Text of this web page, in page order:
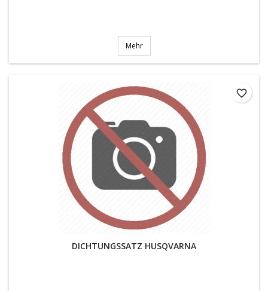
Mehr
DICHTUNGSSATZ HUSQVARNA
favorite_border